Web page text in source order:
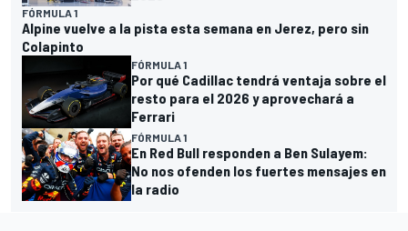
FÓRMULA 1
Alpine vuelve a la pista esta semana en Jerez, pero sin
Colapinto
FÓRMULA 1
Por qué Cadillac tendrá ventaja sobre el
resto para el 2026 y aprovechará a
Ferrari
FÓRMULA 1
En Red Bull responden a Ben Sulayem:
No nos ofenden los fuertes mensajes en
la radio